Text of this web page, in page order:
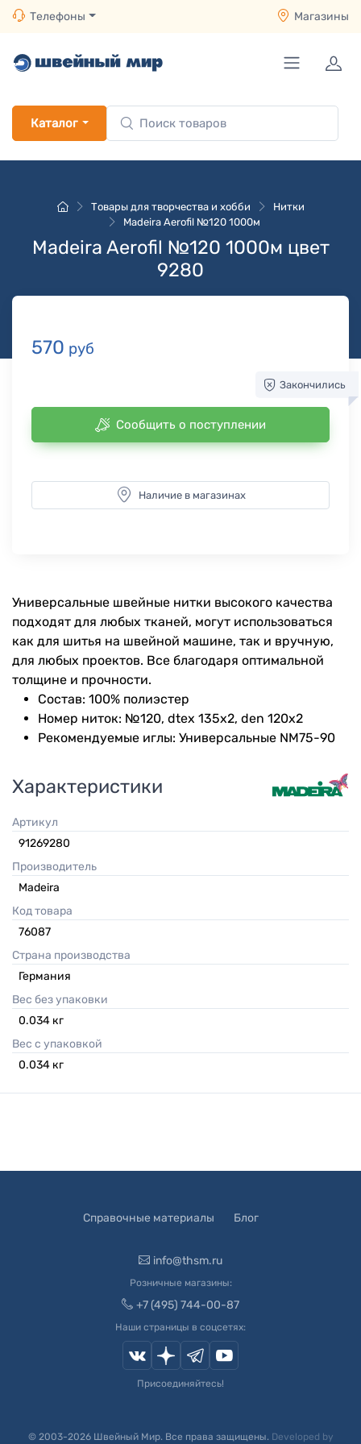
Телефоны Магазины
Каталог
Товары для творчества и хобби
Нитки
Madeira Aerofil №120 1000м
Madeira Aerofil №120 1000м цвет
9280
570 руб
Закончились
Сообщить о поступлении
Наличие в магазинах
Универсальные швейные нитки высокого качества
подходят для любых тканей, могут использоваться
как для шитья на швейной машине, так и вручную,
для любых проектов. Все благодаря оптимальной
толщине и прочности.
Состав: 100% полиэстер
Номер ниток: №120, dtex 135x2, den 120x2
Рекомендуемые иглы: Универсальные NM75-90
Характеристики
Артикул
91269280
Производитель
Madeira
Код товара
76087
Страна производства
Германия
Вес без упаковки
0.034 кг
Вес с упаковкой
0.034 кг
Справочные материалы Блог
info@thsm.ru
Розничные магазины:
+7 (495) 744-00-87
Наши страницы в соцсетях:
Присоединяйтесь!
© 2003-2026Швейный Мир. Все права защищены. Developed by